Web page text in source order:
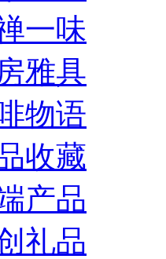
一味
雅具
物语
收藏
产品
礼品